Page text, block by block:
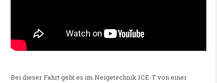
Bei dieser Fahrt geht es im Neigetechnik ICE-T von einer